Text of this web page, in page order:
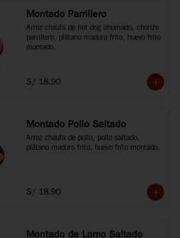
Montado Parrillero
Arroz chaufa de hot dog ahumado, chorizo
parrillero, plátano maduro frito, huevo frito
montado.
S/ 18.90
Montado Pollo Saltado
Arroz chaufa de pollo, pollo saltado,
plátano maduro frito, huevo frito montado.
S/ 18.90
Montado de Lomo Saltado